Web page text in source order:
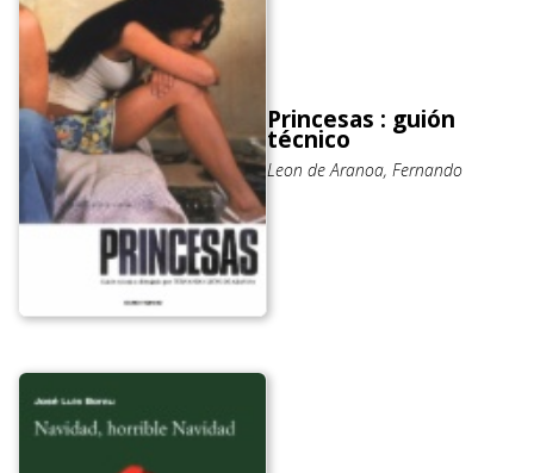
Princesas : guión
técnico
Leon de Aranoa, Fernando